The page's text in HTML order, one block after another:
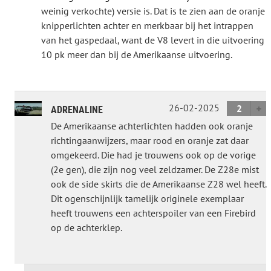
weinig verkochte) versie is. Dat is te zien aan de oranje
knipperlichten achter en merkbaar bij het intrappen
van het gaspedaal, want de V8 levert in die uitvoering
10 pk meer dan bij de Amerikaanse uitvoering.
ADRENALINE 26-02-2025
2
De Amerikaanse achterlichten hadden ook oranje
richtingaanwijzers, maar rood en oranje zat daar
omgekeerd. Die had je trouwens ook op de vorige
(2e gen), die zijn nog veel zeldzamer. De Z28e mist
ook de side skirts die de Amerikaanse Z28 wel heeft.
Dit ogenschijnlijk tamelijk originele exemplaar
heeft trouwens een achterspoiler van een Firebird
op de achterklep.